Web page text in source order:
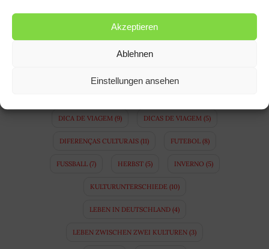
Akzeptieren
Ablehnen
Einstellungen ansehen
COSTUMES BRASILEIROS(4)
DEUTSCHE GEWOHNHEITEN
DICA DE VIAGEM (9) DICAS DE VIAGEM (5)
DIFERENÇAS CULTURAIS (11) FUTEBOL (8)
FUSSBALL (7) HERBST(5) INVERNO (5)
KULTURUNTERSCHIEDE(10)
LEBEN IN DEUTSCHLAND (4)
LEBEN ZWISCHEN ZWEI KULTUREN (3)